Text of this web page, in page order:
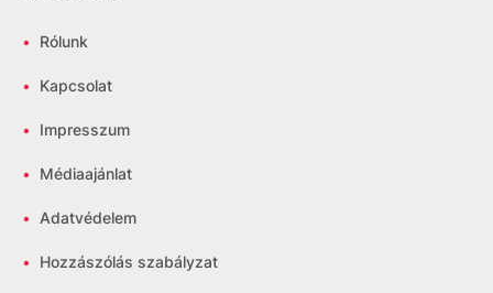
• Rólunk
• Kapcsolat
• Impresszum
• Médiaajánlat
• Adatvédelem
• Hozzászólás szabályzat